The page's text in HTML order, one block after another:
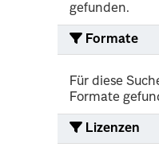
gefunden.
Formate
Für diese
Formate
Lizenzen